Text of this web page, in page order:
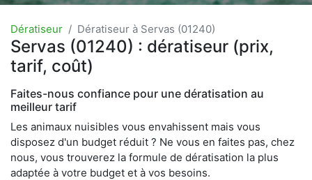
Dératiseur Dératiseur à Servas (01240)
Servas (01240) : dératiseur (prix,
tarif, coût)
Faites-nous confiance pour une dératisation au
meilleur tarif
Les animaux nuisibles vous envahissent mais vous
disposez d'un budget réduit ? Ne vous en faites pas, chez
nous, vous trouverez la formule de dératisation la plus
adaptée à votre budget et à vos besoins.